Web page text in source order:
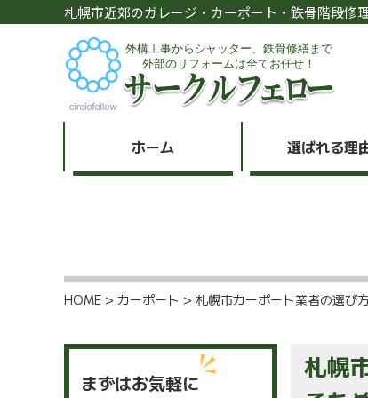
札幌市近郊のガレージ・カーポート・鉄骨階段修
ホーム 選ばれる理
HOME > カーポート > 札幌市カーポート業者の選び
まずはお気軽に
札幌